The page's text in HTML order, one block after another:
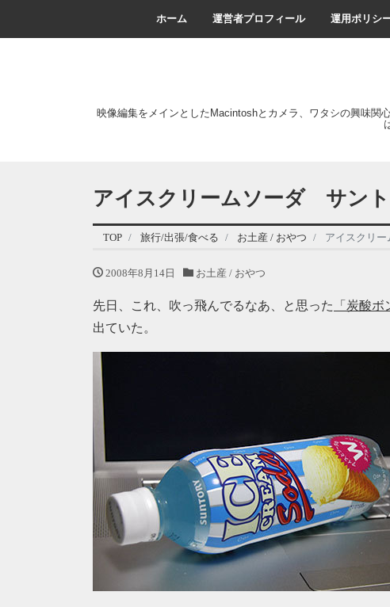
ホーム 運営者プロフィール 運用ポリシ
映像編集をメインとしたMacintoshとカメラ、ワタシの興味
アイスクリームソーダ サン
TOP 旅行/出張/食べる お土産 / おやつ アイスクリ
2008年8月14日 お土産 / おやつ
先日、これ、吹っ飛んでるなあ、と思った 「炭酸ボ
出ていた。